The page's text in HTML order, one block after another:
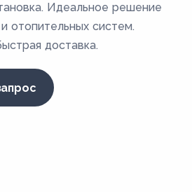
Идеальное решение
отопительных систем.
доставка.